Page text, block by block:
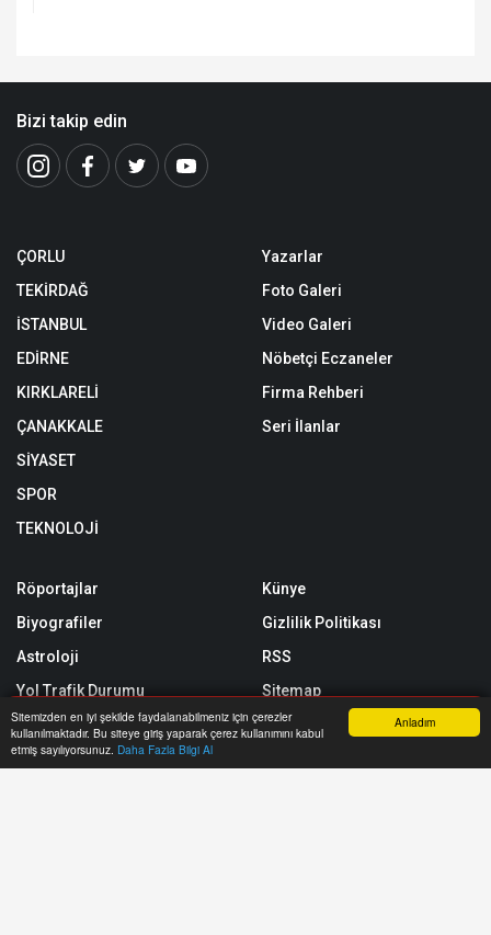
Anladım
Sitemizden en iyi şekilde faydalanabilmeniz için çerezler
kullanılmaktadır. Bu siteye giriş yaparak çerez kullanımını kabul
etmiş sayılıyorsunuz. Daha Fazla Bilgi Al
Bizi takip edin
ÇORLU
TEKİRDAĞ
İSTANBUL
EDİRNE
KIRKLARELİ
ÇANAKKALE
SİYASET
SPOR
TEKNOLOJİ
Yazarlar
Foto Galeri
Video Galeri
Nöbetçi Eczaneler
Firma Rehberi
Seri İlanlar
Röportajlar
Biyografiler
Astroloji
Yol Trafik Durumu
Etkinlik Takvimi
E-Gazete
Künye
Gizlilik Politikası
RSS
Sitemap
Sitene Ekle
Anasayfa Yazarlar Haber Ara İhbar Hattı Menu